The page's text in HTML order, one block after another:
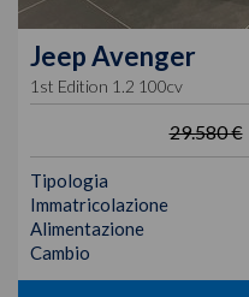
JeepAvenger
1st Edition 1.2 100cv
29.580 €
Tipologia
Immatricolazione
Alimentazione
Cambio